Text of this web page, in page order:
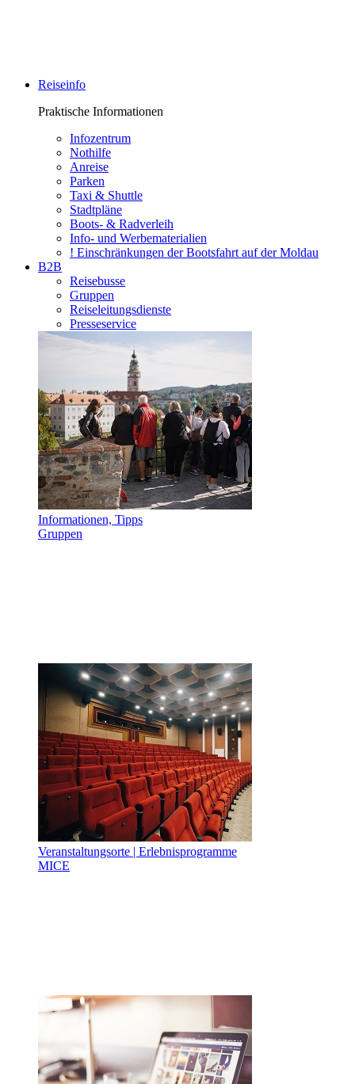
Reiseinfo
Praktische Informationen
Infozentrum
Nothilfe
Anreise
Parken
Taxi & Shuttle
Stadtpläne
Boots- & Radverleih
Info- und Werbematerialien
! Einschränkungen der Bootsfahrt auf der Moldau
B2B
Reisebusse
Gruppen
Reiseleitungsdienste
Presseservice
Informationen, Tipps
Gruppen
Veranstaltungsorte | Erlebnisprogramme
MICE